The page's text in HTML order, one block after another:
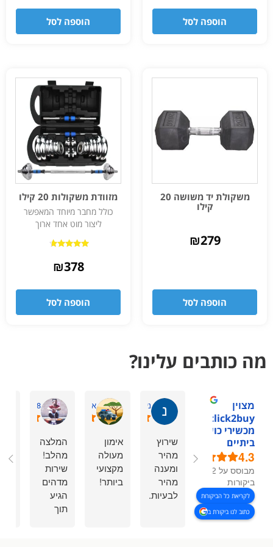
הוספה לסל הוספה לסל
משקולת יד משושה 20
קילו
₪279
הוספה לסל
מזוודת משקולות 20 קילו
כולל מחבר מיוחד המאפשר
ליצור מוט אחד ארוך
4.50
מתוך 5₪378
הוספה לסל
מה כותבים עלינו?
מצוין
מכשירי כושר
ביתיים
4.3
מבוסס על 92
ביקורות
לקריאת כל הביקורות
כתוב לנו ביקורת ב
ניר ל.
שירוץ
מהיר
ומענה
מהיר
לבעיות.
אסתר דביר ה.
אימון
מעולה
מקצועי
ביותר!
המלצה
מהלב!
שירות
מדהים
הגיע
תוך